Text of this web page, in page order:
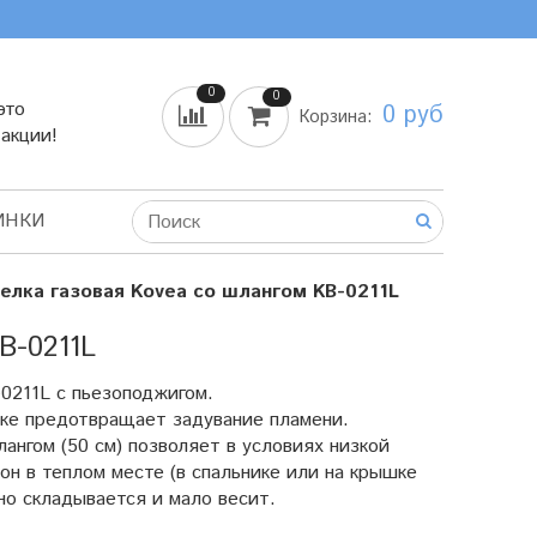
0 0
Корзина: 0 руб
газовая Kovea со шлангом KB-0211L
с пьезоподжигом.
предотвращает задувание пламени.
(50 см) позволяет в условиях низкой
в теплом месте (в спальнике или на крышке
складывается и мало весит.